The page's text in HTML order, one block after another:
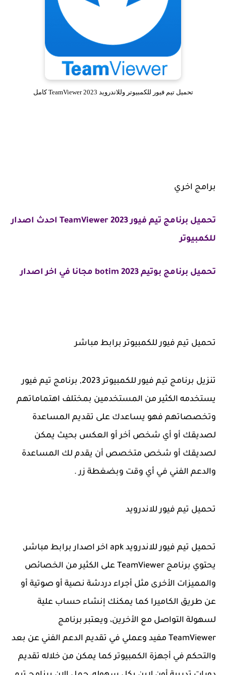
تحميل تيم فيور للكمبيوتر وللاندرويد TeamViewer 2023 كامل
برامج اخري
تحميل برنامج تيم فيور 2023 TeamViewer احدث اصدار
للكمبيوتر
تحميل برنامج بوتيم 2023 botim مجانا في اخر اصدار
تحميل تيم فيور للكمبيوتر برابط مباشر
تنزيل برنامج تيم فيور للكمبيوتر 2023, برنامج تيم فيور
يستخدمه الكثير من المستخدمين بمختلف اهتماماتهم
وتخصصاتهم فهو يساعدك على تقديم المساعدة
لصديقك أو أي شخص أخر أو العكس بحيث يمكن
لصديقك أو شخص متخصص أن يقدم لك المساعدة
والدعم الفني في أي وقت وبضغطة زر .
تحميل تيم فيور للاندرويد
تحميل تيم فيور للاندرويد apk اخر اصدار برابط مباشر,
يحتوي برنامج TeamViewer على الكثير من الخصائص
والمميزات الأخرى مثل أجراء دردشة نصية أو صوتية أو
عن طريق الكاميرا كما يمكنك إنشاء حساب علية
لسهولة التواصل مع الأخرين، ويعتبر برنامج
TeamViewer مفيد وعملي في تقديم الدعم الفني عن بعد
والتحكم في أجهزة الكمبيوتر كما يمكن من خلاله تقديم